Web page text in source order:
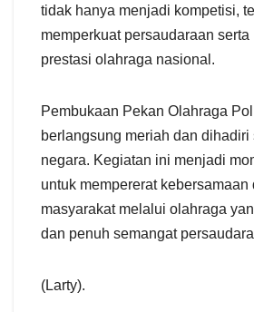
tidak hanya menjadi kompetisi,
memperkuat persaudaraan serta
prestasi olahraga nasional.
Pembukaan Pekan Olahraga
berlangsung meriah dan
negara. Kegiatan ini menjadi
untuk mempererat kebersamaan
masyarakat melalui olahraga
dan penuh semangat
(Larty).